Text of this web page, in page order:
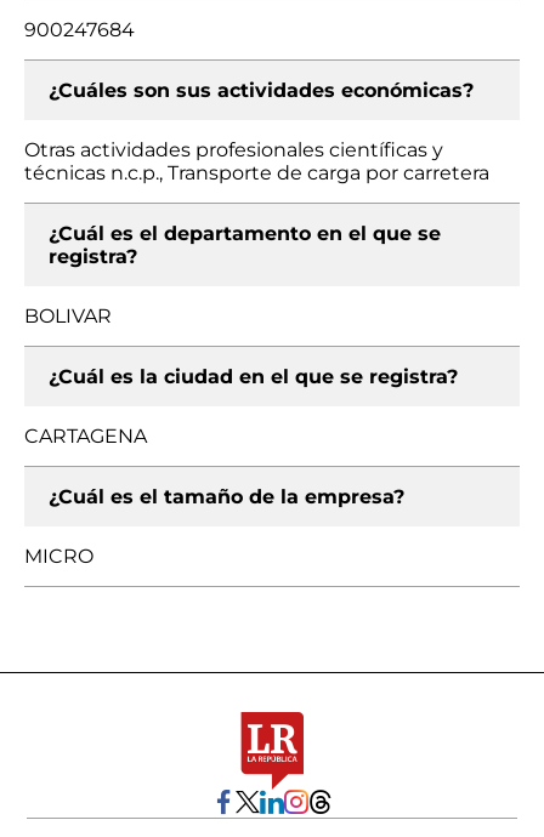
900247684
¿Cuáles son sus actividades económicas?
Otras actividades profesionales científicas y
técnicas n.c.p., Transporte de carga por carretera
¿Cuál es el departamento en el que se
registra?
BOLIVAR
¿Cuál es la ciudad en el que se registra?
CARTAGENA
¿Cuál es el tamaño de la empresa?
MICRO